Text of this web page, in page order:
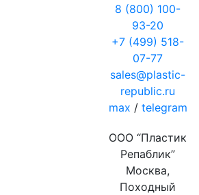
8 (800) 100-
93-20
+7 (499) 518-
07-77
sales@plastic-
republic.ru
max / telegram
ООО “Пластик
Репаблик”
Москва,
Походный